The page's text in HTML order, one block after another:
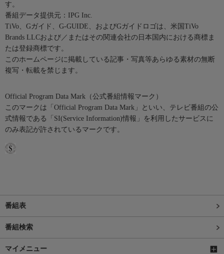
す。
番組データ提供元：IPG Inc.
TiVo、Gガイド、G-GUIDE、およびGガイドロゴは、米国TiVo
Brands LLCおよび／またはその関連会社の日本国内における商標ま
たは登録商標です。
このホームページに掲載している記事・写真等あらゆる素材の無断
複写・転載を禁じます。
Official Program Data Mark（公式番組情報マーク）
このマークは「Official Program Data Mark」といい、テレビ番組の公
式情報である「SI(Service Information)情報」を利用したサービスに
のみ表記が許されているマークです。
番組表
番組検索
マイメニュー